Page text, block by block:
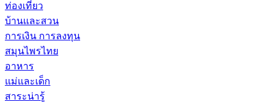
ท่องเที่ยว
บ้านและสวน
การเงิน การลงทุน
สมุนไพรไทย
อาหาร
แม่และเด็ก
สาระน่ารู้